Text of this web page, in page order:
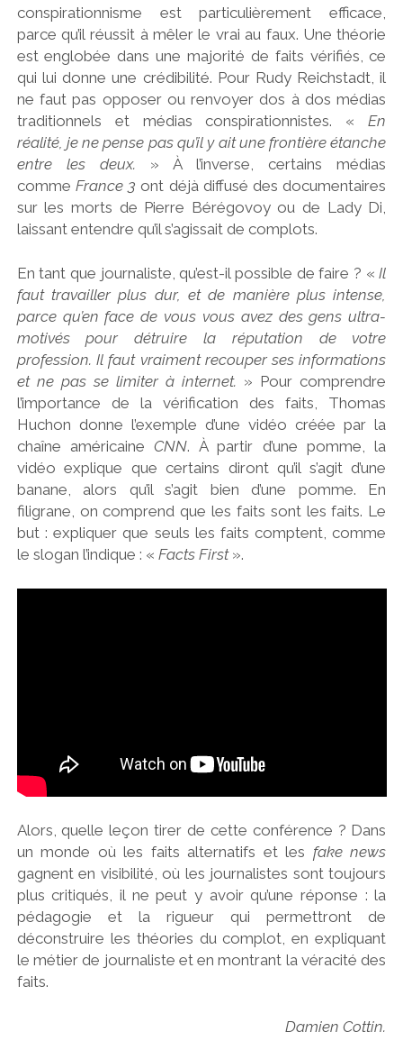
conspirationnisme est particulièrement efficace,
parce qu’il réussit à mêler le vrai au faux. Une théorie
est englobée dans une majorité de faits vérifiés, ce
qui lui donne une crédibilité. Pour Rudy Reichstadt, il
ne faut pas opposer ou renvoyer dos à dos médias
traditionnels et médias conspirationnistes. «En
réalité, je ne pense pas qu’il y ait une frontière étanche
entre les deux. » À l’inverse, certains médias
comme France 3 ont déjà diffusé des documentaires
sur les morts de Pierre Bérégovoy ou de Lady Di,
laissant entendre qu’il s’agissait de complots.
En tant que journaliste, qu’est-il possible de faire ? «Il
faut travailler plus dur, et de manière plus intense,
parce qu’en face de vous vous avez des gens ultra-
motivés pour détruire la réputation de votre
profession. Il faut vraiment recouper ses informations
et ne pas se limiter à internet. » Pour comprendre
l’importance de la vérification des faits, Thomas
Huchon donne l’exemple d’une vidéo créée par la
chaîne américaineCNN. À partir d’une pomme, la
vidéo explique que certains diront qu’il s’agit d’une
banane, alors qu’il s’agit bien d’une pomme. En
filigrane, on comprend que les faits sont les faits. Le
but : expliquer que seuls les faits comptent, comme
le slogan l’indique : « Facts First».
Alors, quelle leçon tirer de cette conférence ? Dans
un monde où les faits alternatifs et les fake news
gagnent en visibilité, où les journalistes sont toujours
plus critiqués, il ne peut y avoir qu’une réponse : la
pédagogie et la rigueur qui permettront de
déconstruire les théories du complot, en expliquant
le métier de journaliste et en montrant la véracité des
faits.
Damien Cottin.